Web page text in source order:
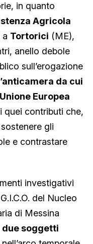
in quanto
Agricola
a Tortorici (ME),
anello debole
sull’erogazione
da cui
Europea
quei contributi che,
gli
e contrastare
investigativi
del Nucleo
di Messina
due soggetti